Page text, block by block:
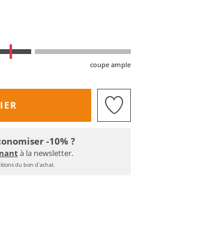
coupe ample
-10% ?
à la newsletter.
du bon d'achat.